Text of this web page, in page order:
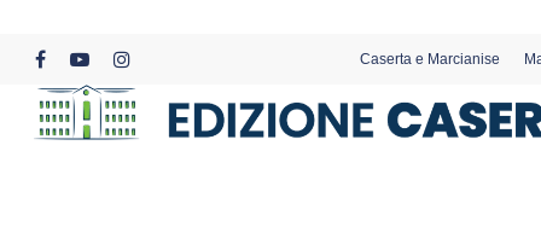
content
facebookyoutubeinstagram
Caserta e Marcianise